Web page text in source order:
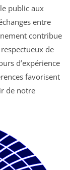
public aux
entre
contribue
de
d’expérience
favorisent
de notre